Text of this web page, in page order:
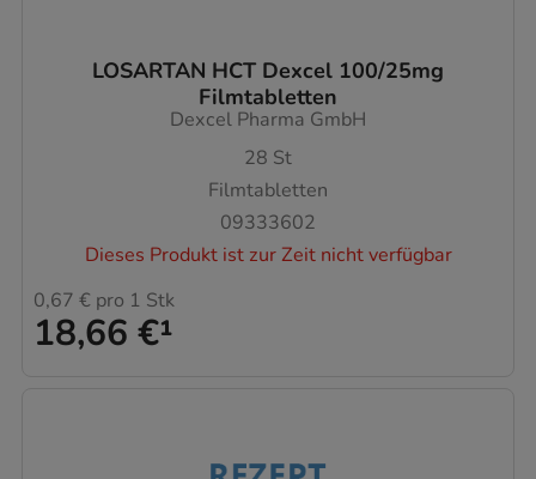
LOSARTAN HCT Dexcel 100/25mg
Filmtabletten
Dexcel Pharma GmbH
28 St
Filmtabletten
09333602
Dieses Produkt ist zur Zeit nicht verfügbar
18,66 €¹
0,67 € pro 1 Stk